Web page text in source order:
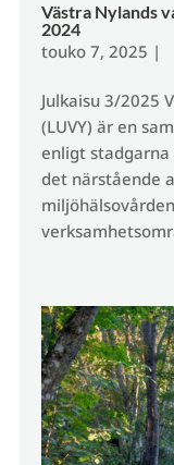
Västra Nylands
2024
touko 7, 2025 |
Julkaisu 3/2025
(LUVY) är en
enligt
det närstående